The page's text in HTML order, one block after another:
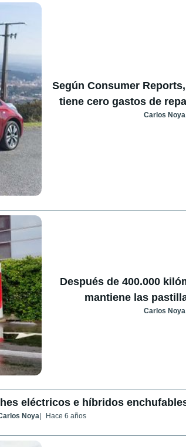
Según Consumer
tiene cero gastos de
Carlos Noya
Después de 400.000
mantiene las
Carlos Noya
eléctricos e híbridos
Noya Hace 6 años